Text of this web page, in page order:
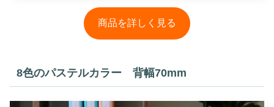
商品を詳しく見る
8色のパステルカラー 背幅70mm